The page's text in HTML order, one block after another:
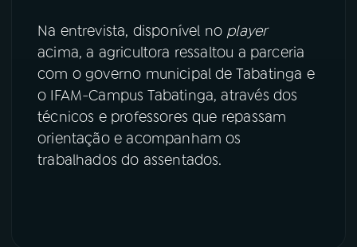
Instagram X
TikTok
Na entrevista, disponível no player
acima, a agricultora ressaltou a parceria
com o governo municipal de Tabatinga e
o IFAM-Campus Tabatinga, através dos
técnicos e professores que repassam
orientação e acompanham os
trabalhados do assentados.